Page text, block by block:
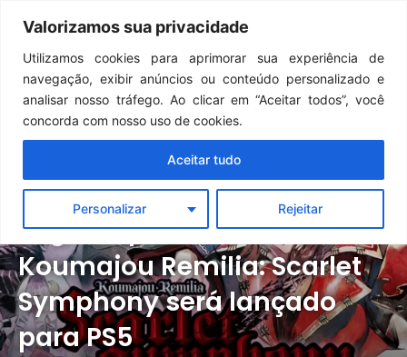
Valorizamos sua privacidade
Utilizamos cookies para aprimorar sua experiência de
navegação, exibir anúncios ou conteúdo personalizado e
analisar nosso tráfego. Ao clicar em “Aceitar todos”, você
concorda com nosso uso de cookies.
Personalizar Rejeitar
Aceitar tudo
Menu
Notícias PlayStation
Jogo de plataforma
Koumajou Remilia: Scarlet
Symphony será lançado
para PS5